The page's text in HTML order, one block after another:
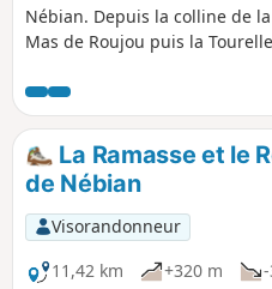
Nébian. Depuis la colline de
Mas de Roujou puis la
Baumes en franchissant la
également des paysages
Au retour, votre sentier
vue panoramique 360°.
La Ramasse et le
de Nébian
Visorandonneur
11,42 km
+320 m